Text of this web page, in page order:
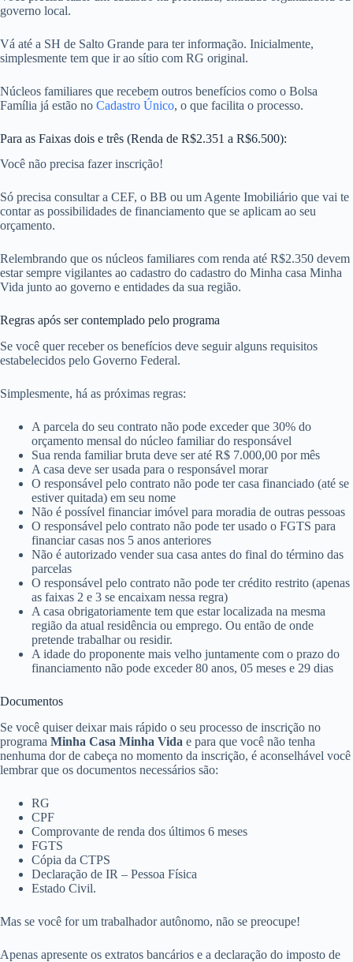
governo local.
Vá até a SH de Salto Grande para ter informação. Inicialmente,
simplesmente tem que ir ao sítio com RG original.
Núcleos familiares que recebem outros benefícios como o Bolsa
Família já estão no Cadastro Único, o que facilita o processo.
Para as Faixas dois e três (Renda de R$2.351 a R$6.500):
Você não precisa fazer inscrição!
Só precisa consultar a CEF, o BB ou um Agente Imobiliário que vai te
contar as possibilidades de financiamento que se aplicam ao seu
orçamento.
Relembrando que os núcleos familiares com renda até R$2.350 devem
estar sempre vigilantes ao cadastro do cadastro do Minha casa Minha
Vida junto ao governo e entidades da sua região.
Regras após ser contemplado pelo programa
Se você quer receber os benefícios deve seguir alguns requisitos
estabelecidos pelo Governo Federal.
Simplesmente, há as próximas regras:
A parcela do seu contrato não pode exceder que 30% do
orçamento mensal do núcleo familiar do responsável
Sua renda familiar bruta deve ser até R$ 7.000,00 por mês
A casa deve ser usada para o responsável morar
O responsável pelo contrato não pode ter casa financiado (até se
estiver quitada) em seu nome
Não é possível financiar imóvel para moradia de outras pessoas
O responsável pelo contrato não pode ter usado o FGTS para
financiar casas nos 5 anos anteriores
Não é autorizado vender sua casa antes do final do término das
parcelas
O responsável pelo contrato não pode ter crédito restrito (apenas
as faixas 2 e 3 se encaixam nessa regra)
A casa obrigatoriamente tem que estar localizada na mesma
região da atual residência ou emprego. Ou então de onde
pretende trabalhar ou residir.
A idade do proponente mais velho juntamente com o prazo do
financiamento não pode exceder 80 anos, 05 meses e 29 dias
Documentos
Se você quiser deixar mais rápido o seu processo de inscrição no
programa Minha Casa Minha Vida e para que você não tenha
nenhuma dor de cabeça no momento da inscrição, é aconselhável você
lembrar que os documentos necessários são:
RG
CPF
Comprovante de renda dos últimos 6 meses
FGTS
Cópia da CTPS
Declaração de IR – Pessoa Física
Estado Civil.
Mas se você for um trabalhador autônomo, não se preocupe!
Apenas apresente os extratos bancários e a declaração do imposto de